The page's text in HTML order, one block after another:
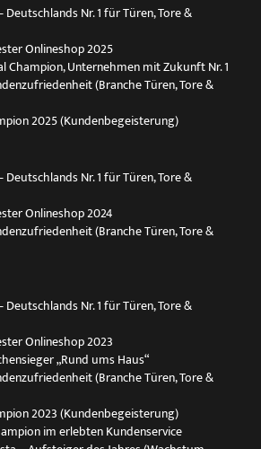
Deutschlands Nr. 1 für Türen, Tore &
Onlineshop 2025
Champion, Unternehmen mit Zukunft Nr. 1
(Branche Türen, Tore &
2025 (Kundenbegeisterung)
Deutschlands Nr. 1 für Türen, Tore &
Onlineshop 2024
(Branche Türen, Tore &
Deutschlands Nr. 1 für Türen, Tore &
Onlineshop 2023
„Rund ums Haus“
(Branche Türen, Tore &
2023 (Kundenbegeisterung)
im erlebten Kundenservice